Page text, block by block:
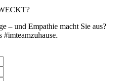
– und Empathie macht Sie aus?